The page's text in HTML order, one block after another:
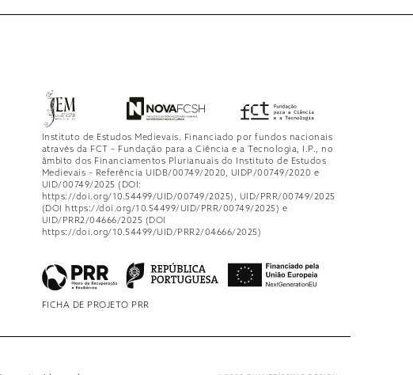
Instituto de Estudos Medievais. Financiado por fundos nacionais
através da FCT – Fundação para a Ciência e a Tecnologia, I.P., no
âmbito dos Financiamentos Plurianuais do Instituto de Estudos
Medievais – Referência UIDB/00749/2020, UIDP/00749/2020 e
UID/00749/2025 (DOI:
https://doi.org/10.54499/UID/00749/2025), UID/PRR/00749/2025
(DOI https://doi.org/10.54499/UID/PRR/00749/2025) e
UID/PRR2/04666/2025 (DOI
https://doi.org/10.54499/UID/PRR2/04666/2025)
FICHA DE PROJETO PRR